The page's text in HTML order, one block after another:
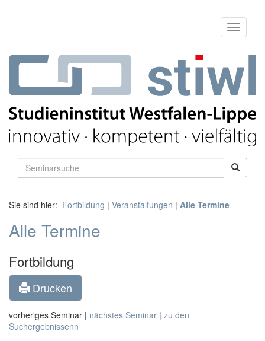
Sie sind hier: Fortbildung | Veranstaltungen | Alle Termine
Alle Termine
Fortbildung
Drucken
vorheriges Seminar | nächstes Seminar | zu den
Suchergebnissenn